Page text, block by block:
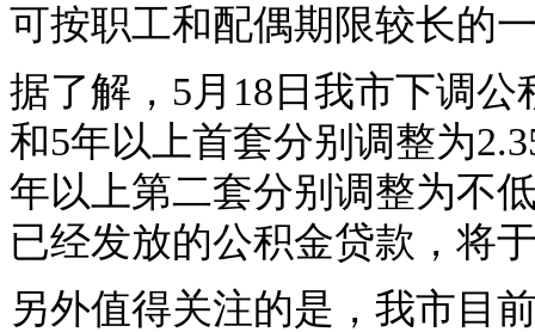
可按职工和配偶期限较长的
据了解，5月18日我市下调
和5年以上首套分别调整为
年以上第二套分别调整为不
已经发放的公积金贷款，将
另外值得关注的是，我市目